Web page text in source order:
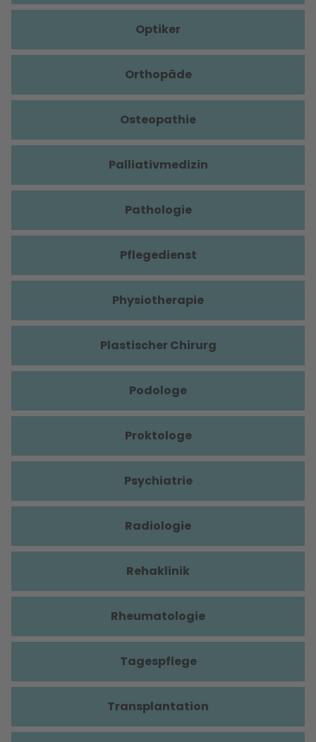
Optiker
Orthopäde
Osteopathie
Palliativmedizin
Pathologie
Pflegedienst
Physiotherapie
Plastischer Chirurg
Podologe
Proktologe
Psychiatrie
Radiologie
Rehaklinik
Rheumatologie
Tagespflege
Transplantation